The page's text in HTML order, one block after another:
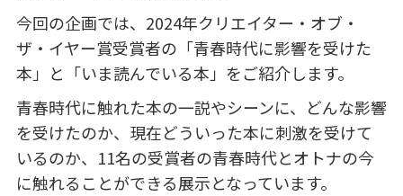
今回の企画では、2024年クリエイター・オブ・
ザ・イヤー賞受賞者の「青春時代に影響を受けた
本」と「いま読んでいる本」をご紹介します。
青春時代に触れた本の一説やシーンに、どんな影響
を受けたのか、現在どういった本に刺激を受けて
いるのか、11名の受賞者の青春時代とオトナの今
に触れることができる展示となっています。